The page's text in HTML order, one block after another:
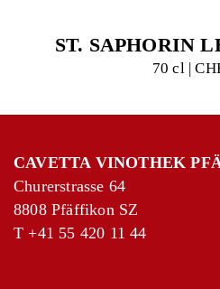
ST. SAPHORIN
70 cl |
CAVETTA VINOTHEK
Churerstrasse 64
8808 Pfäffikon SZ
T +41 55 420 11 44